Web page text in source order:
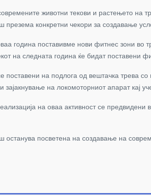
животни текови и растењето на
конкретни чекори за создавање
година поставивме нови фитнес зони
на следната година ќе бидат поставени
поставени на подлога од вештачка трева
зајакнување на локомоторниот апарат кај
на оваа активност се
посветена на создавање на